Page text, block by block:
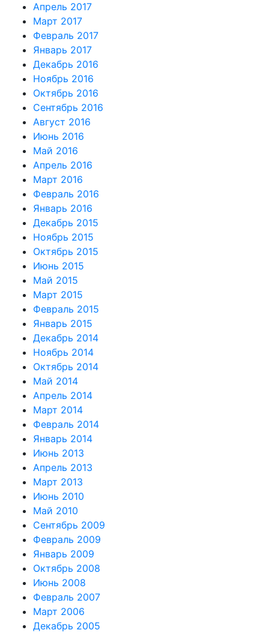
Апрель 2017
Март 2017
Февраль 2017
Январь 2017
Декабрь 2016
Ноябрь 2016
Октябрь 2016
Сентябрь 2016
Август 2016
Июнь 2016
Май 2016
Апрель 2016
Март 2016
Февраль 2016
Январь 2016
Декабрь 2015
Ноябрь 2015
Октябрь 2015
Июнь 2015
Май 2015
Март 2015
Февраль 2015
Январь 2015
Декабрь 2014
Ноябрь 2014
Октябрь 2014
Май 2014
Апрель 2014
Март 2014
Февраль 2014
Январь 2014
Июнь 2013
Апрель 2013
Март 2013
Июнь 2010
Май 2010
Сентябрь 2009
Февраль 2009
Январь 2009
Октябрь 2008
Июнь 2008
Февраль 2007
Март 2006
Декабрь 2005